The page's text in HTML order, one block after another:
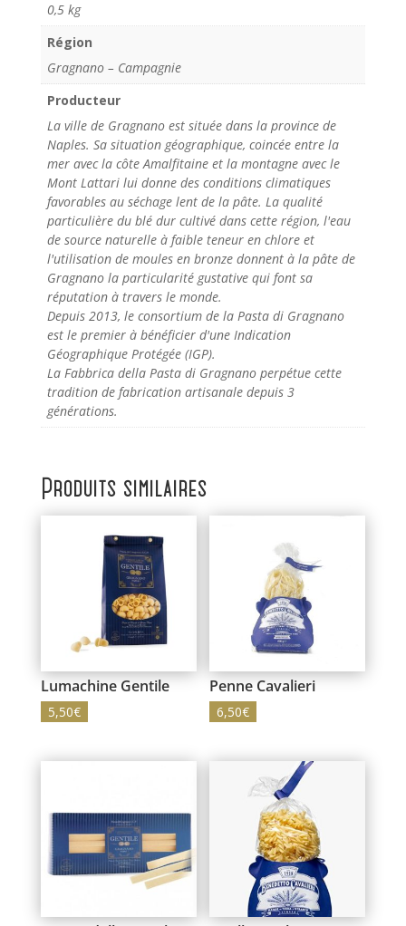
0,5 kg
Région
Gragnano – Campagnie
Producteur
La ville de Gragnano est située dans la province de
Naples. Sa situation géographique, coincée entre la
mer avec la côte Amalfitaine et la montagne avec le
Mont Lattari lui donne des conditions climatiques
favorables au séchage lent de la pâte. La qualité
particulière du blé dur cultivé dans cette région, l'eau
de source naturelle à faible teneur en chlore et
l'utilisation de moules en bronze donnent à la pâte de
Gragnano la particularité gustative qui font sa
réputation à travers le monde.
Depuis 2013, le consortium de la Pasta di Gragnano
est le premier à bénéficier d'une Indication
Géographique Protégée (IGP).
La Fabbrica della Pasta di Gragnano perpétue cette
tradition de fabrication artisanale depuis 3
générations.
Produits similaires
Lumachine Gentile
5,50€
Penne Cavalieri
6,50€